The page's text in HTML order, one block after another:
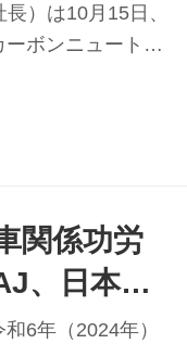
）は10月15日、
ーボンニュートラ
習会を、バイク
本県立矢部高等
ワン イー）」
車技術講習会
生が、カーボン
けた取り組みを
関係功労
、日本二
は6名
6年（2024年）